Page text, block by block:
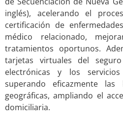
inglés), acelerando el
certificación de
médico relacionado,
tratamientos oportunos.
tarjetas virtuales del
electrónicas y los
superando eficazmente
geográficas, ampliando el
domiciliaria.